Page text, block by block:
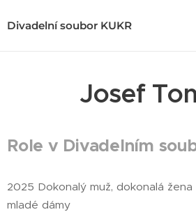
Divadelní soubor KUKR
Josef
Role v Divadelním
2025 Dokonalý muž, dokonalá
mladé dámy